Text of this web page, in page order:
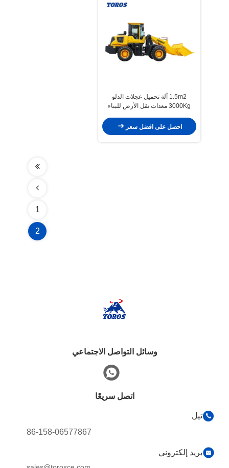
1.5m2 آلة تحميل عجلات الدلو
3000Kg معدات نقل الأرض للبناء
احصل على افضل سعر
1
2
وسائل التواصل الاجتماعي
اتصل سريعًا
تيل
86-158-06577867
بريد إلكتروني